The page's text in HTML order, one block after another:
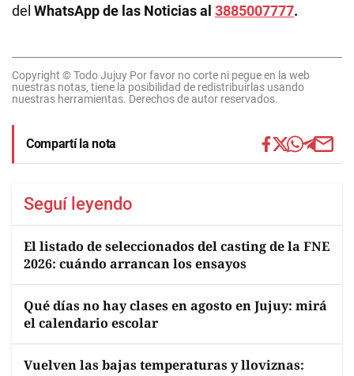
del WhatsApp de las Noticias al 3885007777.
Copyright © Todo Jujuy Por favor no corte ni pegue en la web
nuestras notas, tiene la posibilidad de redistribuirlas usando
nuestras herramientas. Derechos de autor reservados.
Compartí la nota
Seguí leyendo
El listado de seleccionados del casting de la FNE
2026: cuándo arrancan los ensayos
Qué días no hay clases en agosto en Jujuy: mirá
el calendario escolar
Vuelven las bajas temperaturas y lloviznas: